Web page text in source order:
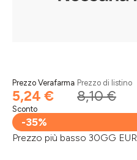
Prezzo Verafarma
5,24 €
Prezzo di listino
8,10 €
Sconto
-35%
Prezzo più basso 30GG EUR